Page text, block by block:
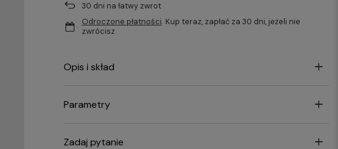
30 dni na łatwy zwrot
Odroczone płatności. Kup teraz, zapłać za 30 dni, jeżeli nie
zwrócisz
Opis i skład
Parametry
Zadaj pytanie